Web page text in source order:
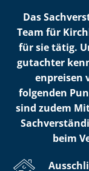
Das
Team für
für sie tätig.
gut­ach­ter
en­prei­sen
folgenden
sind zudem
beim